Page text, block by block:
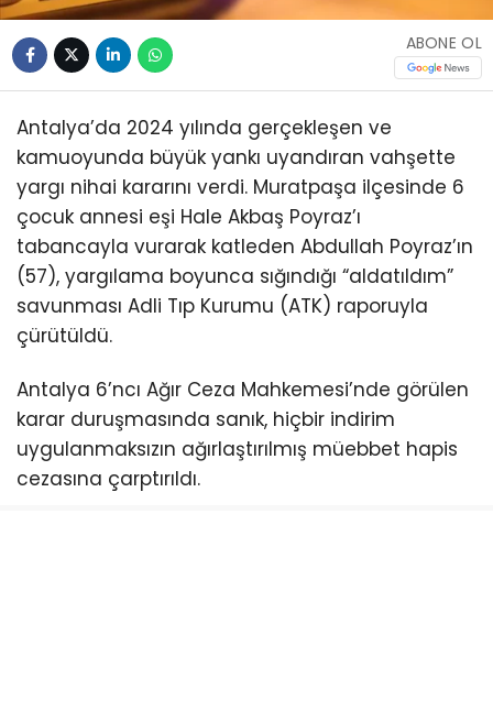
ABONE OL
Antalya’da 2024 yılında gerçekleşen ve
kamuoyunda büyük yankı uyandıran vahşette
yargı nihai kararını verdi. Muratpaşa ilçesinde 6
çocuk annesi eşi Hale Akbaş Poyraz’ı
tabancayla vurarak katleden Abdullah Poyraz’ın
(57), yargılama boyunca sığındığı “aldatıldım”
savunması Adli Tıp Kurumu (ATK) raporuyla
çürütüldü.
Antalya 6’ncı Ağır Ceza Mahkemesi’nde görülen
karar duruşmasında sanık, hiçbir indirim
uygulanmaksızın ağırlaştırılmış müebbet hapis
cezasına çarptırıldı.